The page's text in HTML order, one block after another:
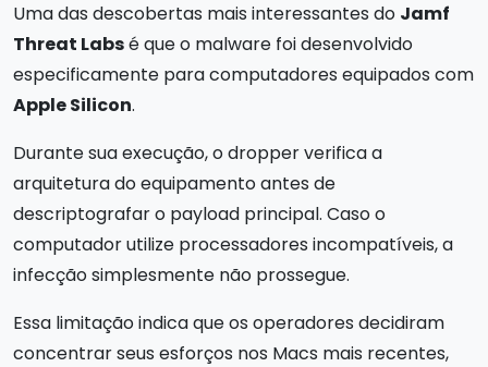
Uma das descobertas mais interessantes do Jamf
Threat Labsé que o malware foi desenvolvido
especificamente para computadores equipados com
Apple Silicon.
Durante sua execução, o dropper verifica a
arquitetura do equipamento antes de
descriptografar o payload principal. Caso o
computador utilize processadores incompatíveis, a
infecção simplesmente não prossegue.
Essa limitação indica que os operadores decidiram
concentrar seus esforços nos Macs mais recentes,